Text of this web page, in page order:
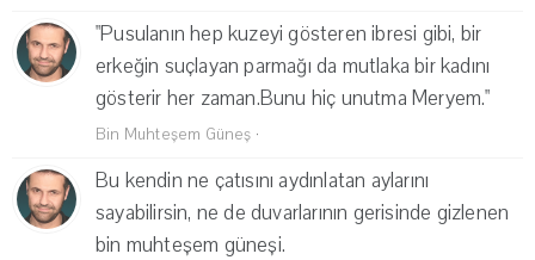
"Pusulanın hep kuzeyi gösteren ibresi gibi, bir
erkeğin suçlayan parmağı da mutlaka bir kadını
gösterir her zaman.Bunu hiç unutma Meryem."
Bin Muhteşem Güneş ·
Bu kendin ne çatısını aydınlatan aylarını
sayabilirsin, ne de duvarlarının gerisinde gizlenen
bin muhteşem güneşi.